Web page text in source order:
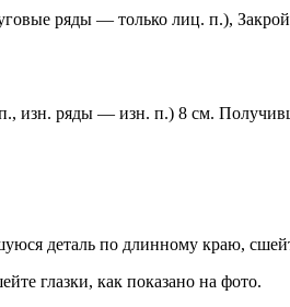
ряды — только лиц. п.),
изн. ряды — изн. п.) 8 см.
деталь по длинному краю,
глазки, как показано на фото.